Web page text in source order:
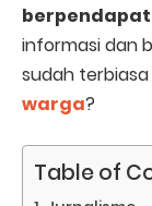
berpendapat
informasi dan
sudah terbiasa
warga?
Table of